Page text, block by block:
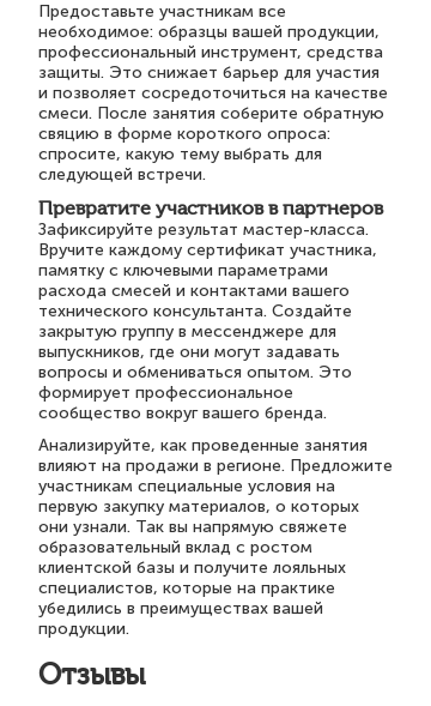
Предоставьте участникам все
необходимое: образцы вашей продукции,
профессиональный инструмент, средства
защиты. Это снижает барьер для участия
и позволяет сосредоточиться на качестве
смеси. После занятия соберите обратную
свяцию в форме короткого опроса:
спросите, какую тему выбрать для
следующей встречи.
Превратите участников в партнеров
Зафиксируйте результат мастер-класса.
Вручите каждому сертификат участника,
памятку с ключевыми параметрами
расхода смесей и контактами вашего
технического консультанта. Создайте
закрытую группу в мессенджере для
выпускников, где они могут задавать
вопросы и обмениваться опытом. Это
формирует профессиональное
сообщество вокруг вашего бренда.
Анализируйте, как проведенные занятия
влияют на продажи в регионе. Предложите
участникам специальные условия на
первую закупку материалов, о которых
они узнали. Так вы напрямую свяжете
образовательный вклад с ростом
клиентской базы и получите лояльных
специалистов, которые на практике
убедились в преимуществах вашей
продукции.
Отзывы